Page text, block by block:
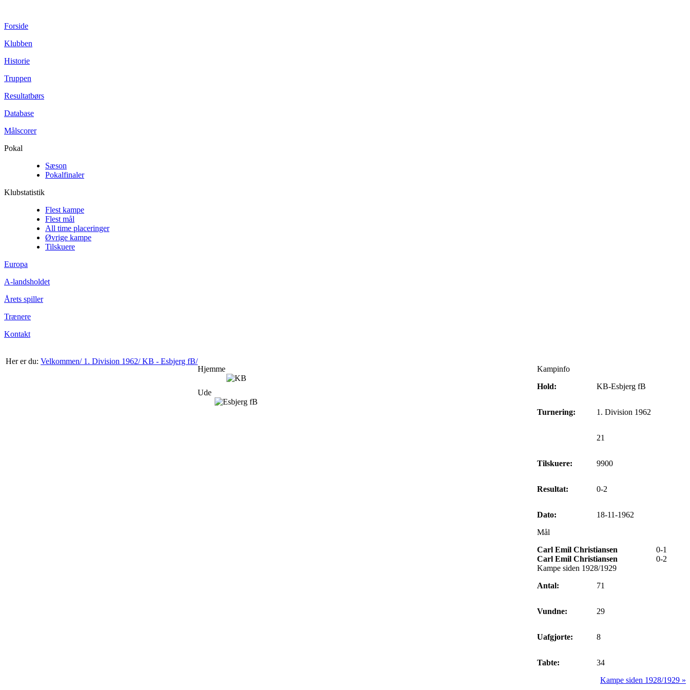
Forside
Klubben
Historie
Truppen
Resultatbørs
Database
Målscorer
Pokal
Sæson
Pokalfinaler
Klubstatistik
Flest kampe
Flest mål
All time placeringer
Øvrige kampe
Tilskuere
Europa
A-landsholdet
Årets spiller
Trænere
Kontakt
Her er du: Velkommen/ 1. Division 1962/KB - Esbjerg fB/
Hjemme
Ude
Kampinfo
Hold:
KB-Esbjerg fB
Turnering: 1. Division 1962
21
Tilskuere: 9900
Resultat: 0-2
Dato:
18-11-1962
Mål
Carl Emil Christiansen
0-1
Carl Emil Christiansen
0-2
Kampe siden 1928/1929
Antal:
71
Vundne: 29
Uafgjorte: 8
Tabte:
34
Kampe siden 1928/1929 »